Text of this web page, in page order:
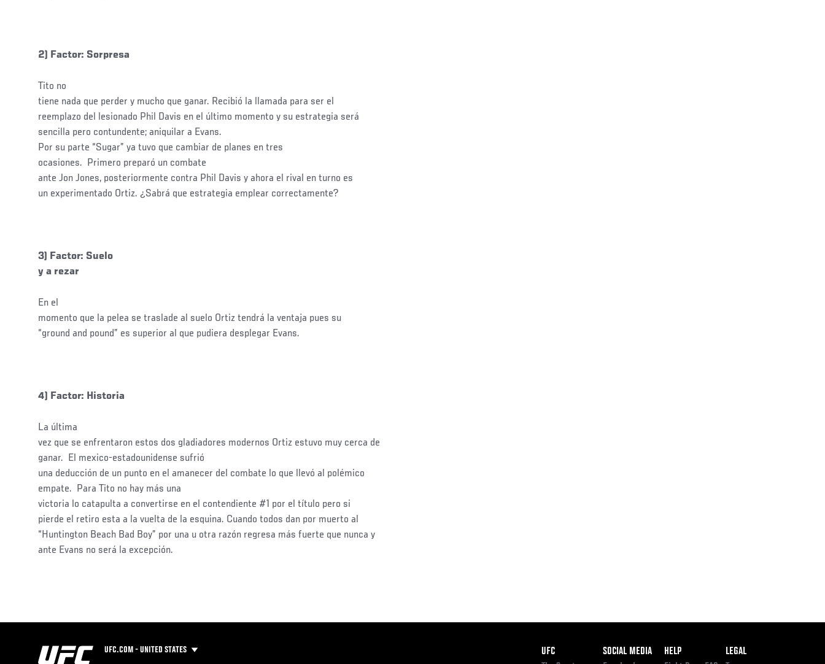
2) Factor: Sorpresa
Tito no
tiene nada que perder y mucho que ganar. Recibió la llamada para ser el
reemplazo del lesionado Phil Davis en el último momento y su estrategia será
sencilla pero contundente; aniquilar a Evans.
Por su parte “Sugar” ya tuvo que cambiar de planes en tres
ocasiones. Primero preparó un combate
ante Jon Jones, posteriormente contra Phil Davis y ahora el rival en turno es
un experimentado Ortiz. ¿Sabrá que estrategia emplear correctamente?
3) Factor: Suelo
y a rezar
En el
momento que la pelea se traslade al suelo Ortiz tendrá la ventaja pues su
“ground and pound” es superior al que pudiera desplegar Evans.
4) Factor: Historia
La última
vez que se enfrentaron estos dos gladiadores modernos Ortiz estuvo muy cerca de
ganar. El mexico-estadounidense sufrió
una deducción de un punto en el amanecer del combate lo que llevó al polémico
empate. Para Tito no hay más una
victoria lo catapulta a convertirse en el contendiente #1 por el título pero si
pierde el retiro esta a la vuelta de la esquina. Cuando todos dan por muerto al
“Huntington Beach Bad Boy” por una u otra razón regresa más fuerte que nunca y
ante Evans no será la excepción.
UFC.COM - UNITED STATES Footer
UFC
SOCIAL MEDIA
HELP
LEGAL